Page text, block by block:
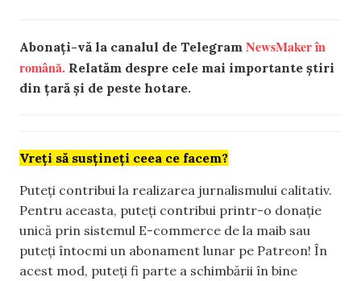
Abonați-vă la canalul de Telegram NewsMaker în
română. Relatăm despre cele mai importante știri
din țară și de peste hotare.
Vreți să susțineți ceea ce facem?
Puteți contribui la realizarea jurnalismului calitativ.
Pentru aceasta, puteți contribui printr-o donație
unică prin sistemul E-commerce de la maib sau
puteți întocmi un abonament lunar pe Patreon! În
acest mod, puteți fi parte a schimbării în bine